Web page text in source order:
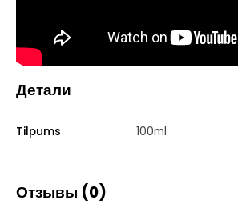
Детали
Tilpums 100ml
Отзывы (0)